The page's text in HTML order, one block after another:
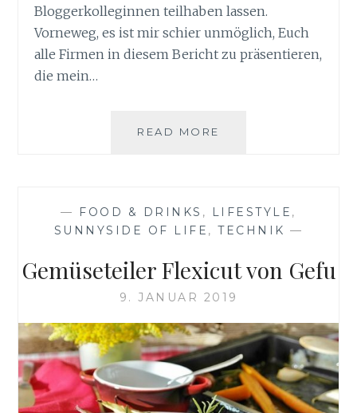
Bloggerkolleginnen teilhaben lassen.
Vorneweg, es ist mir schier unmöglich, Euch
alle Firmen in diesem Bericht zu präsentieren,
die mein…
READ MORE
— FOOD & DRINKS , LIFESTYLE ,
SUNNYSIDE OF LIFE , TECHNIK —
Gemüseteiler Flexicut von Gefu
9. JANUAR 2019